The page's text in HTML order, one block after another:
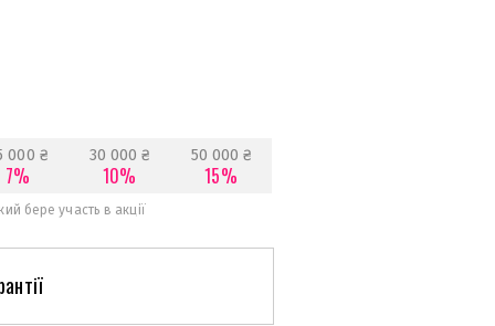
000 ₴
7%
30 000 ₴
10%
50 000 ₴
15%
бере участь в акції